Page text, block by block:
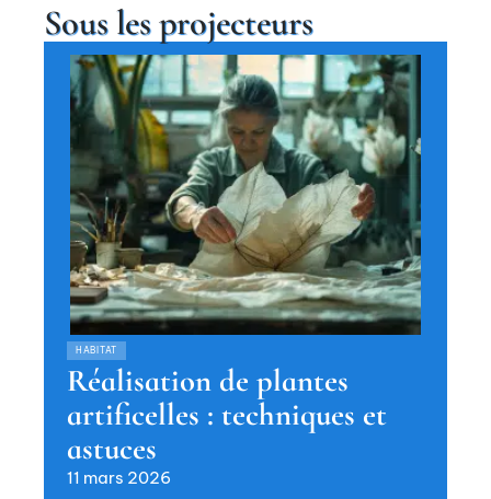
Sous les projecteurs
HABITAT
Réalisation de plantes
artificelles : techniques et
astuces
11 mars 2026